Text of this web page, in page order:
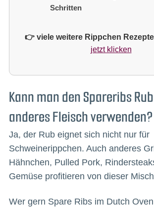
Schritten
👉 viele weitere Rippchen
jetzt klicken
Kann man den Spareribs
anderes Fleisch verwenden?
Ja, der Rub eignet sich nicht nur für
Schweinerippchen. Auch anderes
Hähnchen, Pulled Pork,
Gemüse profitieren von dieser
Wer gern Spare Ribs im Dutch